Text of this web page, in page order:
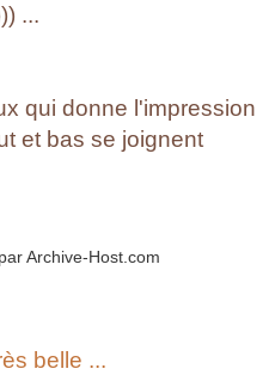
...
qui donne l'impression
et bas se joignent
belle ...